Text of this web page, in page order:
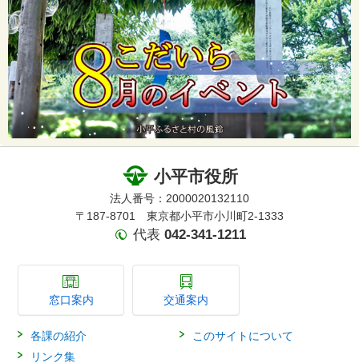
小平市役所
法人番号：2000020132110
〒187-8701 東京都小平市小川町2-1333
代表 042-341-1211
窓口案内 交通案内
各課の紹介
このサイトについて
リンク集